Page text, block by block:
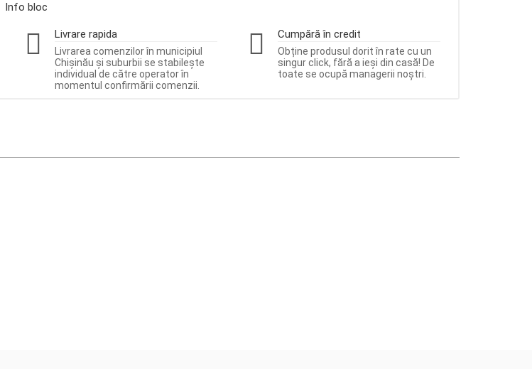
Info bloc
Livrare rapida
Livrarea comenzilor în municipiul
Chișinău și suburbii se stabilește
individual de către operator în
momentul confirmării comenzii.
Cumpără în credit
Obține produsul dorit în rate cu un
singur click, fără a ieși din casă! De
toate se ocupă managerii noștri.